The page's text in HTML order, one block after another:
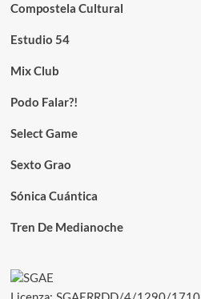
Compostela Cultural
Estudio 54
Mix Club
Podo Falar?!
Select Game
Sexto Grao
Sónica Cuántica
Tren De Medianoche